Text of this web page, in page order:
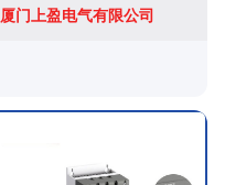
厦门上盈电气有限公司